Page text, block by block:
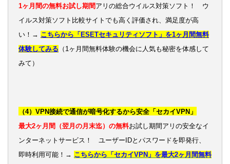
1ヶ月間の無料お試し期間 アリの総合ウイルス対策ソフト！ ウ
イルス対策ソフト比較サイトでも高く評価され、満足度が高
い！→ こちらから「ESETセキュリティソフト」を1ヶ月間無料
体験してみる （1ヶ月間無料体験の機会に人気も秘密を体感して
みて）
（4）VPN接続で通信が暗号化するから安全「セカイVPN」
最大2ヶ月間（翌月の月末迄）の無料お試し期間アリの安全なイ
ンターネットサービス！ ユーザーIDとパスワードを即発行、
即時利用可能！→ こちらから「セカイVPN」を最大2ヶ月間無料